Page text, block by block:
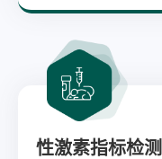
性激素指标检测